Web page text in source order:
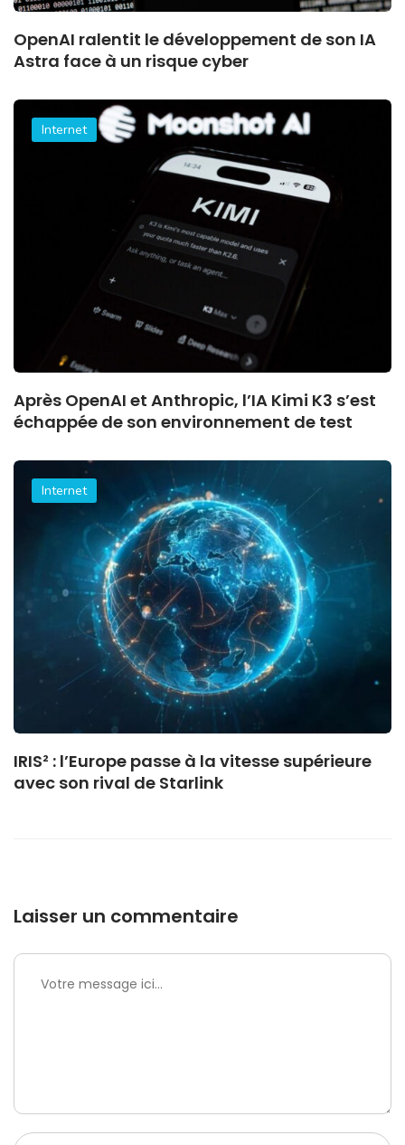
OpenAI ralentit le développement de son IA
Astra face à un risque cyber
Internet
Après OpenAI et Anthropic, l’IA Kimi K3 s’est
échappée de son environnement de test
Internet
IRIS² : l’Europe passe à la vitesse supérieure
avec son rival de Starlink
Laisser un commentaire